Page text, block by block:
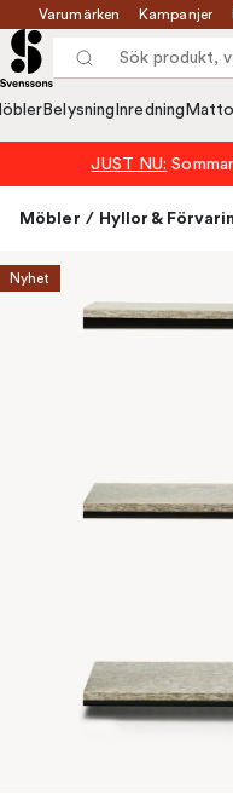
Varumärken Kampanjer
Belysning Inredning
JUST NU:
Möbler / Hyllor &
Nyhet